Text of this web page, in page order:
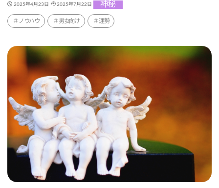
2025年4月23日 2025年7月22日 神秘
ノウハウ 男女向け 運勢